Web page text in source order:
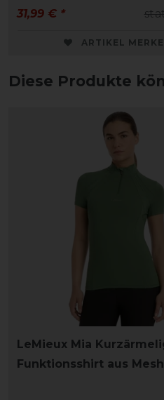
31,99 € *
ARTIKEL
Diese Produkte
LeMieux Mia
Funktionsshirt aus